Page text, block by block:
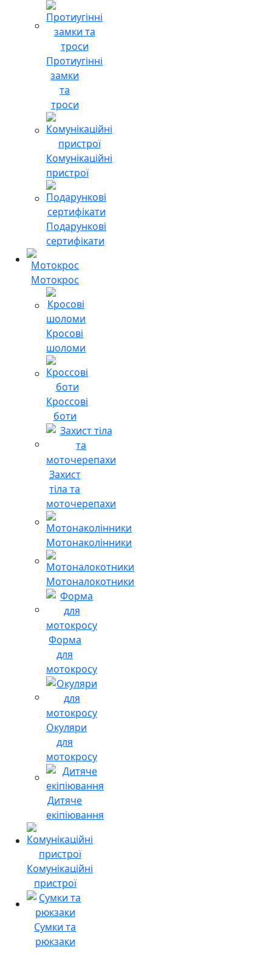
Протиугінні
замки
та
троси
Комунікаційні
пристрої
Подарункові
сертифікати
Мотокрос
Кросові
шоломи
Кроссові
боти
Захист
тіла та
моточерепахи
Мотонаколінники
Мотоналокотники
Форма
для
мотокросу
Окуляри
для
мотокросу
Дитяче
екіпіювання
Комунікаційні
пристрої
Сумки та
рюкзаки